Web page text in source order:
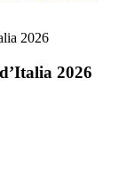
2026
2026